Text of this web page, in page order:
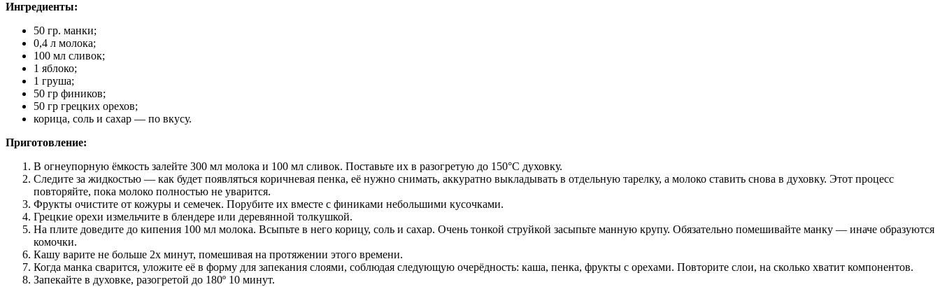
Ингредиенты:
50 гр. манки;
0,4 л молока;
100 мл сливок;
1 яблоко;
1 груша;
50 гр фиников;
50 гр грецких орехов;
корица, соль и сахар — по вкусу.
Приготовление:
В огнеупорную ёмкость залейте 300 мл молока и 100 мл сливок. Поставьте их в разогретую до 150°С духовку.
Следите за жидкостью — как будет появляться коричневая пенка, её нужно снимать, аккуратно выкладывать в отдельную тарелку, а молоко ставить снова в духовку. Этот процесс
повторяйте, пока молоко полностью не уварится.
Фрукты очистите от кожуры и семечек. Порубите их вместе с финиками небольшими кусочками.
Грецкие орехи измельчите в блендере или деревянной толкушкой.
На плите доведите до кипения 100 мл молока. Всыпьте в него корицу, соль и сахар. Очень тонкой струйкой засыпьте манную крупу. Обязательно помешивайте манку — иначе образуются
комочки.
Кашу варите не больше 2х минут, помешивая на протяжении этого времени.
Когда манка сварится, уложите её в форму для запекания слоями, соблюдая следующую очерёдность: каша, пенка, фрукты с орехами. Повторите слои, на сколько хватит компонентов.
Запекайте в духовке, разогретой до 180º 10 минут.